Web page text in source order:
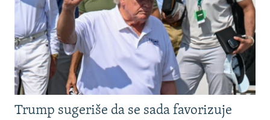
Trump sugeriše da se sada favorizuje